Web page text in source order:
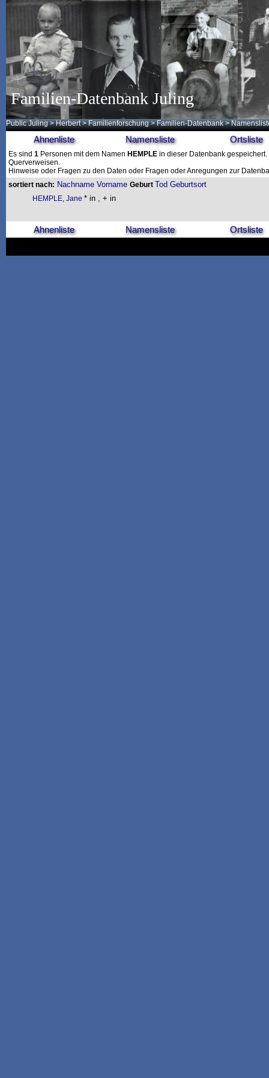
Familien-Datenbank Juling
Public Juling >Herbert >Familienforschung >Familien-Datenbank >
Ahnenliste Namensliste Ortsliste
Es sind 1 Personen mit dem Namen HEMPLE in dieser Datenbank
Querverweisen.
Hinweise oder Fragen zu den Daten oder Fragen oder Anregungen zur
sortiert nach: Nachname Vorname Geburt Tod Geburtsort
HEMPLE, Jane * in , + in
Ahnenliste Namensliste Ortsliste